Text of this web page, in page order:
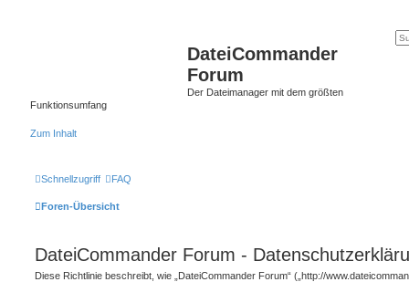
DateiCommander
Forum
Der Dateimanager mit dem größten
Funktionsumfang
Zum Inhalt
Schnellzugriff FAQ
Foren-Übersicht
DateiCommander Forum -
Diese Richtlinie beschreibt, wie „DateiCommander Forum“ („http://